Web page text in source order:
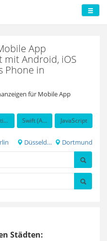
App
mit Android, iOS
Phone in
für Mobile App
Objective-C Swift (Apple programming language) JavaScript
Düsseldorf Dortmund
Städten: